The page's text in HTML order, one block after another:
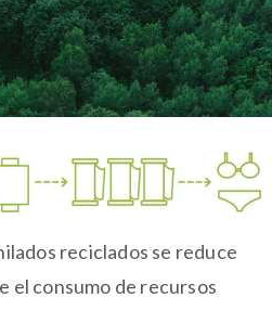
reciclados se reduce
el consumo de recursos